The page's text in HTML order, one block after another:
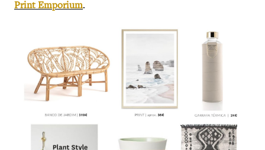
Print Emporium.